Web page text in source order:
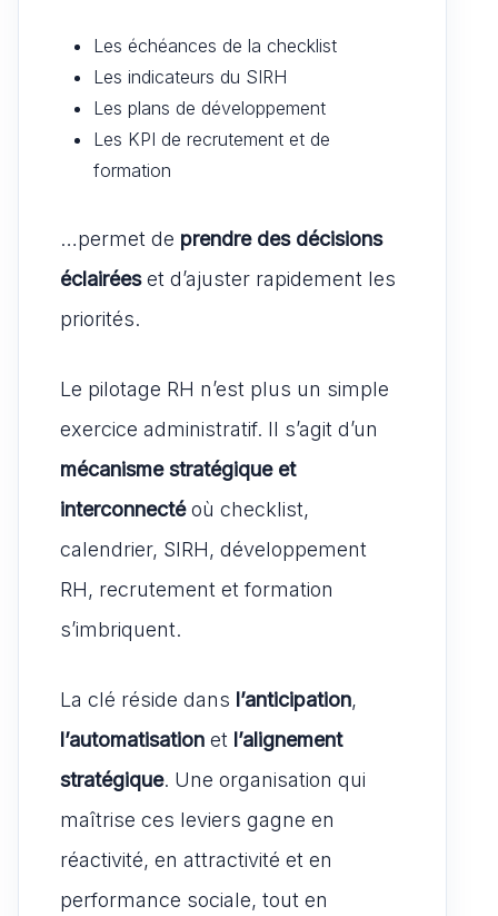
Les échéances de la checklist
Les indicateurs du SIRH
Les plans de développement
Les KPI de recrutement et de
formation
…permet de prendre des décisions
éclairéeset d’ajuster rapidement les
priorités.
Le pilotage RH n’est plus un simple
exercice administratif. Il s’agit d’un
mécanisme stratégique et
interconnectéoù checklist,
calendrier, SIRH, développement
RH, recrutement et formation
s’imbriquent.
La clé réside dans l’anticipation,
l’automatisation et l’alignement
stratégique. Une organisation qui
maîtrise ces leviers gagne en
réactivité, en attractivité et en
performance sociale, tout en